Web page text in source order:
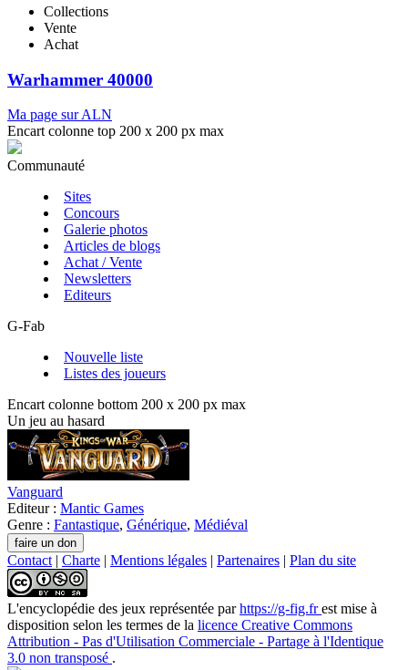
Collections
Vente
Achat
Warhammer 40000
Ma page sur ALN
Encart colonne top 200 x 200 px max
Communauté
Sites
Concours
Galerie photos
Articles de blogs
Achat / Vente
Newsletters
Editeurs
G-Fab
Nouvelle liste
Listes des joueurs
Encart colonne bottom 200 x 200 px max
Un jeu au hasard
Vanguard
Editeur : Mantic Games
Genre : Fantastique, Générique, Médiéval
Contact | Charte | Mentions légales | Partenaires | Plan du site
L'encyclopédie des jeux représentée parhttps://g-fig.frest mise à
disposition selon les termes de la licence Creative Commons
Attribution - Pas d'Utilisation Commerciale - Partage à l'Identique
3.0 non transposé .